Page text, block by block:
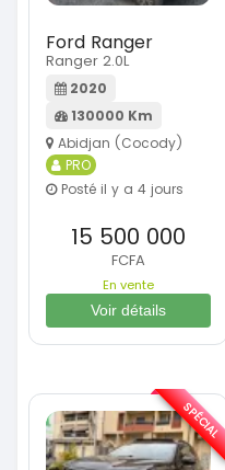
Ford Ranger
Ranger 2.0L
2020
130000 Km
Abidjan (Cocody)
PRO
Posté il y a 4 jours
15 500 000
FCFA
En vente
Voir détails
SPÉCIAL